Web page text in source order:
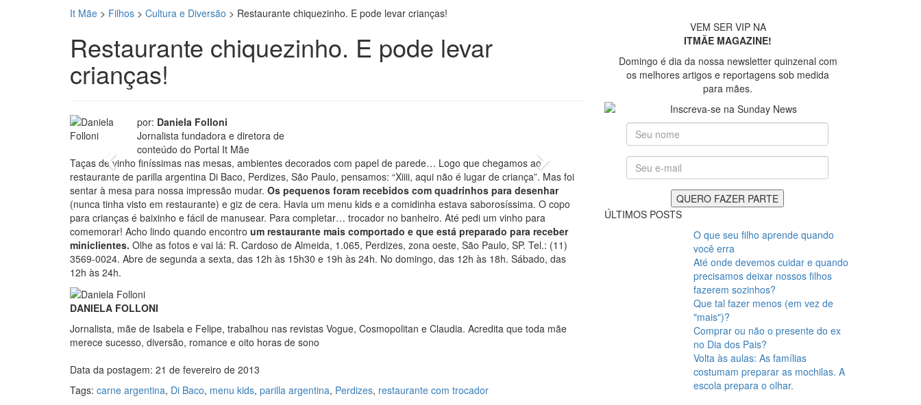
It Mãe > Filhos > Cultura e Diversão > Restaurante chiquezinho. E pode levar crianças!
Restaurante chiquezinho. E pode levar
crianças!
por: Daniela Folloni
Jornalista fundadora e diretora de
conteúdo do Portal It Mãe
foto: Dani Folloni foto: Dani Folloni
Previous Next
Taças de vinho finíssimas nas mesas, ambientes decorados com papel de parede… Logo que chegamos ao
restaurante de parilla argentina Di Baco, Perdizes, São Paulo, pensamos: “Xiiii, aqui não é lugar de criança”. Mas foi
sentar à mesa para nossa impressão mudar. Os pequenos foram recebidos com quadrinhos para desenhar
(nunca tinha visto em restaurante) e giz de cera. Havia um menu kids e a comidinha estava saborosíssima. O copo
para crianças é baixinho e fácil de manusear. Para completar… trocador no banheiro. Até pedi um vinho para
comemorar! Acho lindo quando encontro um restaurante mais comportado e que está preparado para receber
miniclientes. Olhe as fotos e vai lá: R. Cardoso de Almeida, 1.065, Perdizes, zona oeste, São Paulo, SP. Tel.: (11)
3569-0024. Abre de segunda a sexta, das 12h às 15h30 e 19h às 24h. No domingo, das 12h às 18h. Sábado, das
12h às 24h.
DANIELA FOLLONI
Jornalista, mãe de Isabela e Felipe, trabalhou nas revistas Vogue, Cosmopolitan e Claudia. Acredita que toda mãe
merece sucesso, diversão, romance e oito horas de sono
Data da postagem: 21 de fevereiro de 2013
Tags: carne argentina, Di Baco, menu kids, parilla argentina, Perdizes, restaurante com trocador
VEM SER VIP NA
ITMÃE MAGAZINE!
Domingo é dia da nossa newsletter quinzenal com
os melhores artigos e reportagens sob medida
para mães.
ÚLTIMOS POSTS
O que seu filho aprende quando
você erra
Até onde devemos cuidar e quando
precisamos deixar nossos filhos
fazerem sozinhos?
Que tal fazer menos (em vez de
"mais")?
Comprar ou não o presente do ex
no Dia dos Pais?
Volta às aulas: As famílias
costumam preparar as mochilas. A
escola prepara o olhar.